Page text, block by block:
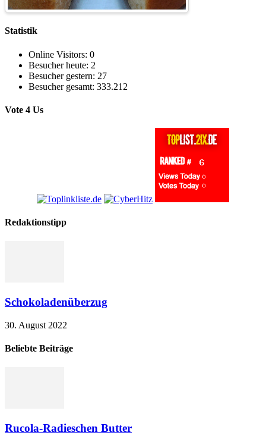
Statistik
Online Visitors: 0
Besucher heute: 2
Besucher gestern: 27
Besucher gesamt: 333.212
Vote 4 Us
Redaktionstipp
Schokoladenüberzug
30. August 2022
Beliebte Beiträge
Rucola-Radieschen Butter